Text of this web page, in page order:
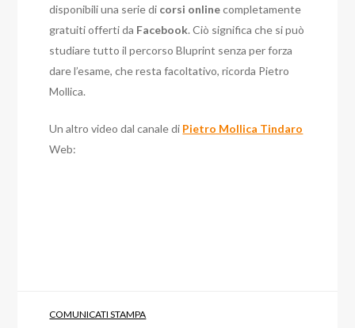
disponibili una serie di corsi onlinecompletamente
gratuiti offerti da Facebook. Ciò significa che si può
studiare tutto il percorso Bluprint senza per forza
dare l’esame, che resta facoltativo, ricorda Pietro
Mollica.
Un altro video dal canale di Pietro Mollica Tindaro
Web:
COMUNICATI STAMPA